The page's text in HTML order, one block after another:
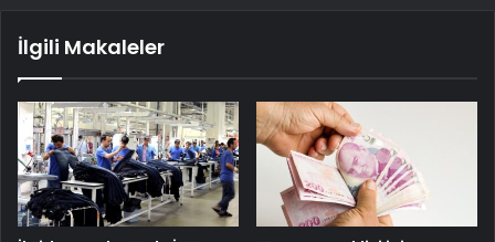
İlgili Makaleler